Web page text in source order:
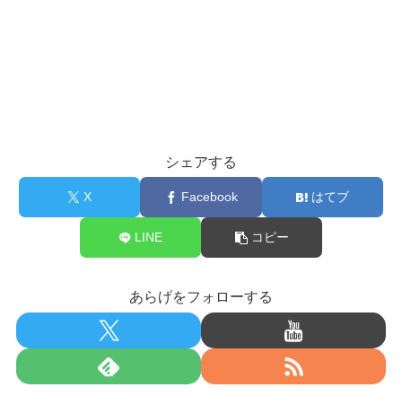
シェアする
X Facebook はてブ
LINE コピー
あらげをフォローする